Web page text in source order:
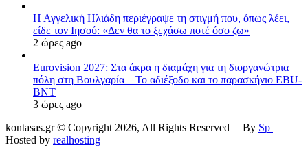
Η Αγγελική Ηλιάδη περιέγραψε τη στιγμή που, όπως λέει,
είδε τον Ιησού: «Δεν θα το ξεχάσω ποτέ όσο ζω»
2 ώρες ago
Eurovision 2027: Στα άκρα η διαμάχη για τη διοργανώτρια
πόλη στη Βουλγαρία – Το αδιέξοδο και το παρασκήνιο EBU-
BNT
3 ώρες ago
kontasas.gr © Copyright 2026, All Rights Reserved | By Sp |
Hosted by realhosting